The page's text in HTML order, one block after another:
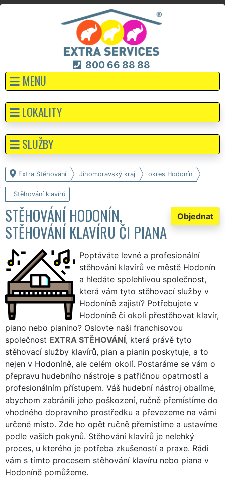
800 66 88 88
MENU
Extra Stěhování Jihomoravský kraj okres Hodonín
Stěhování klavírů
Objednat
STĚHOVÁNÍ HODONÍN,
STĚHOVÁNÍ KLAVÍRU ČI PIANA
Poptáváte levné a profesionální
stěhování klavírů ve městě Hodonín
a hledáte spolehlivou společnost,
která vám tyto stěhovací služby v
Hodoníně zajistí? Potřebujete v
Hodoníně či okolí přestěhovat klavír,
piano nebo pianino? Oslovte naši franchisovou
společnost EXTRA STĚHOVÁNÍ, která právě tyto
stěhovací služby klavírů, pian a pianin poskytuje, a to
nejen v Hodoníně, ale celém okolí. Postaráme se vám o
přepravu hudebního nástroje s patřičnou opatrností a
profesionálním přístupem. Váš hudební nástroj obalíme,
abychom zabránili jeho poškození, ručně přemístíme do
vhodného dopravního prostředku a převezeme na vámi
určené místo. Zde ho opět ručně přemístíme a ustavíme
podle vašich pokynů. Stěhování klavírů je nelehký
proces, u kterého je potřeba zkušeností a praxe. Rádi
vám s tímto procesem stěhování klavíru nebo piana v
Hodoníně pomůžeme.
LOKALITY
SLUŽBY